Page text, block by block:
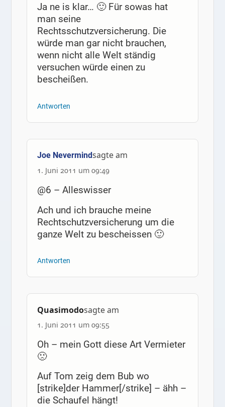
Ja ne is klar… 🙂 Für sowas hat
man seine
Rechtsschutzversicherung. Die
würde man gar nicht brauchen,
wenn nicht alle Welt ständig
versuchen würde einen zu
bescheißen.
Antworten
Joe Nevermindsagte am
1. Juni 2011 um 09:49
@6 – Alleswisser
Ach und ich brauche meine
Rechtschutzversicherung um die
ganze Welt zu bescheissen 🙂
Antworten
Quasimodosagte am
1. Juni 2011 um 09:55
Oh – mein Gott diese Art Vermieter
🙁
Auf Tom zeig dem Bub wo
[strike]der Hammer[/strike] – ähh –
die Schaufel hängt!